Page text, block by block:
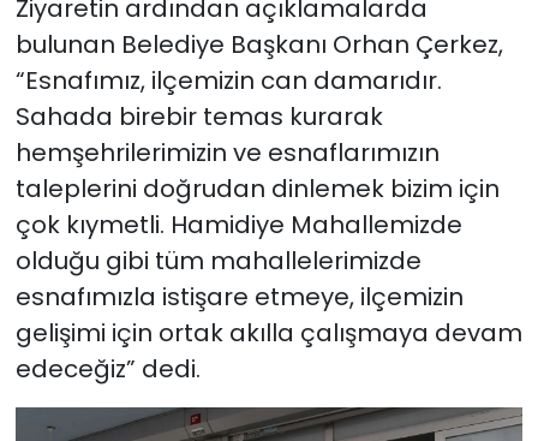
Ziyaretin ardından açıklamalarda
bulunan Belediye Başkanı Orhan Çerkez,
“Esnafımız, ilçemizin can damarıdır.
Sahada birebir temas kurarak
hemşehrilerimizin ve esnaflarımızın
taleplerini doğrudan dinlemek bizim için
çok kıymetli. Hamidiye Mahallemizde
olduğu gibi tüm mahallelerimizde
esnafımızla istişare etmeye, ilçemizin
gelişimi için ortak akılla çalışmaya devam
edeceğiz” dedi.